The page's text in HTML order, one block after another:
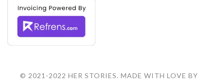
© 2021-2022 HER STORIES. MADE WITH LOVE BY